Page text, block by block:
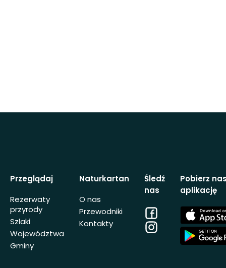
Przeglądaj
Rezerwaty
przyrody
Szlaki
Województwa
Gminy
Naturkartan
O nas
Przewodniki
Kontakty
Śledź
nas
Facebook
Instagram
Pobierz
aplikację
App
Store
App
Store